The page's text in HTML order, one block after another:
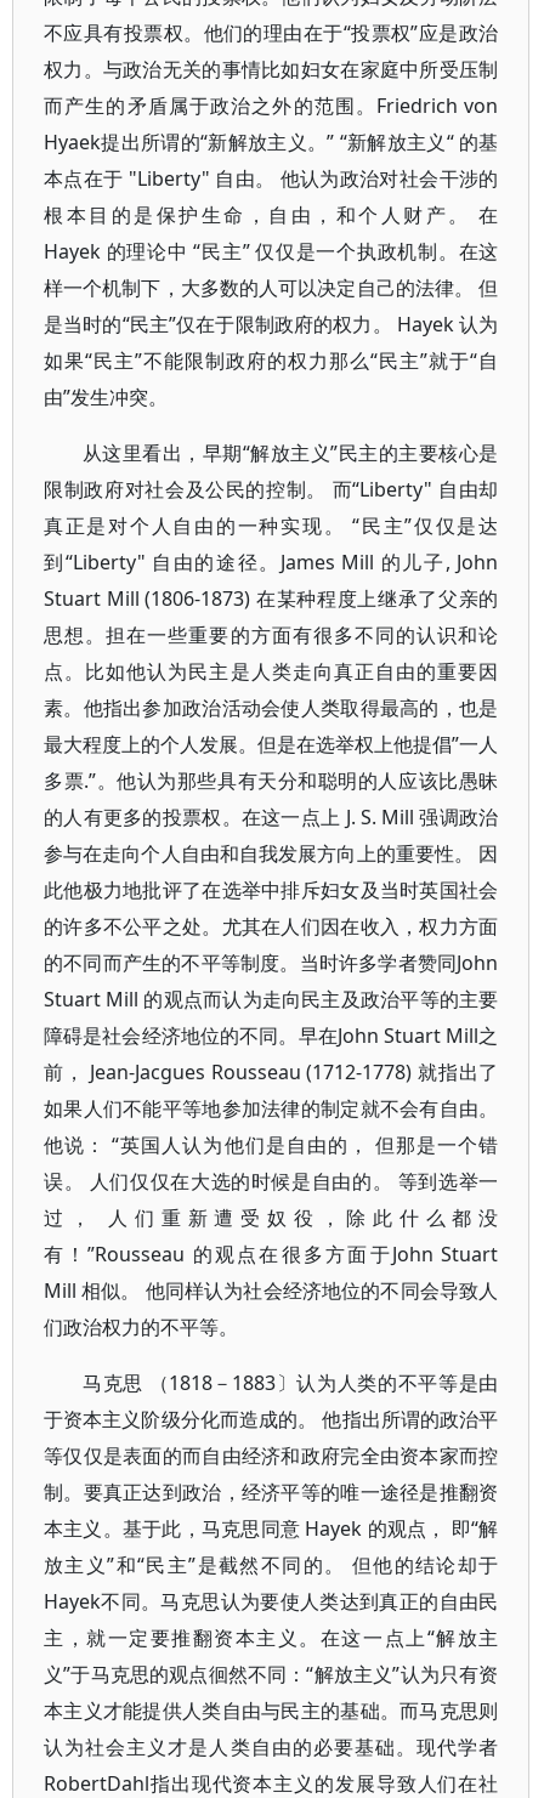
不应具有投票权。他们的理由在于“投票权”应是政治
权力。与政治无关的事情比如妇女在家庭中所受压制
而产生的矛盾属于政治之外的范围。Friedrich von
Hyaek提出所谓的“新解放主义。” “新解放主义“ 的基
本点在于 "Liberty" 自由。 他认为政治对社会干涉的
根本目的是保护生命，自由，和个人财产。 在
Hayek 的理论中 “民主” 仅仅是一个执政机制。在这
样一个机制下，大多数的人可以决定自己的法律。 但
是当时的“民主”仅在于限制政府的权力。 Hayek 认为
如果“民主”不能限制政府的权力那么“民主”就于“自
由”发生冲突。
从这里看出，早期“解放主义”民主的主要核心是
限制政府对社会及公民的控制。 而“Liberty" 自由却
真正是对个人自由的一种实现。 “民主”仅仅是达
到“Liberty" 自由的途径。James Mill 的儿子, John
Stuart Mill (1806-1873) 在某种程度上继承了父亲的
思想。担在一些重要的方面有很多不同的认识和论
点。比如他认为民主是人类走向真正自由的重要因
素。他指出参加政治活动会使人类取得最高的，也是
最大程度上的个人发展。但是在选举权上他提倡”一人
多票.”。他认为那些具有天分和聪明的人应该比愚昧
的人有更多的投票权。在这一点上 J. S. Mill 强调政治
参与在走向个人自由和自我发展方向上的重要性。 因
此他极力地批评了在选举中排斥妇女及当时英国社会
的许多不公平之处。尤其在人们因在收入，权力方面
的不同而产生的不平等制度。当时许多学者赞同John
Stuart Mill 的观点而认为走向民主及政治平等的主要
障碍是社会经济地位的不同。早在John Stuart Mill之
前， Jean-Jacgues Rousseau (1712-1778) 就指出了
如果人们不能平等地参加法律的制定就不会有自由。
他说： “英国人认为他们是自由的， 但那是一个错
误。 人们仅仅在大选的时候是自由的。 等到选举一
过， 人们重新遭受奴役，除此什么都没
有！”Rousseau 的观点在很多方面于John Stuart
Mill 相似。 他同样认为社会经济地位的不同会导致人
们政治权力的不平等。
马克思 （1818－1883〕认为人类的不平等是由
于资本主义阶级分化而造成的。 他指出所谓的政治平
等仅仅是表面的而自由经济和政府完全由资本家而控
制。要真正达到政治，经济平等的唯一途径是推翻资
本主义。基于此，马克思同意 Hayek 的观点， 即“解
放主义”和“民主”是截然不同的。 但他的结论却于
Hayek不同。马克思认为要使人类达到真正的自由民
主，就一定要推翻资本主义。在这一点上“解放主
义”于马克思的观点徊然不同：“解放主义”认为只有资
本主义才能提供人类自由与民主的基础。而马克思则
认为社会主义才是人类自由的必要基础。现代学者
RobertDahl指出现代资本主义的发展导致人们在社